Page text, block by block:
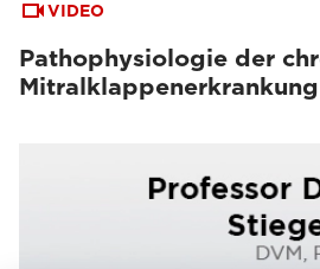
VIDEO
Pathophysiologie der
Mitralklappenerkrankung